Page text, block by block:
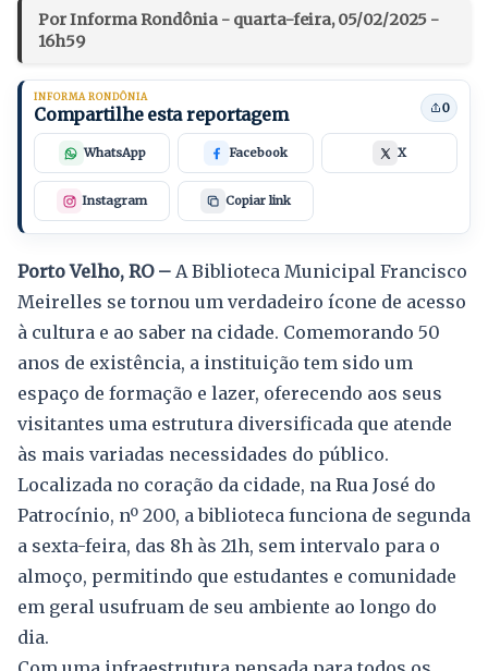
Por Informa Rondônia - quarta-feira, 05/02/2025 -
16h59
INFORMA RONDÔNIA
Compartilhe esta reportagem 0
WhatsApp Facebook X
Instagram Copiar link
Porto Velho, RO – A Biblioteca Municipal Francisco
Meirelles se tornou um verdadeiro ícone de acesso
à cultura e ao saber na cidade. Comemorando 50
anos de existência, a instituição tem sido um
espaço de formação e lazer, oferecendo aos seus
visitantes uma estrutura diversificada que atende
às mais variadas necessidades do público.
Localizada no coração da cidade, na Rua José do
Patrocínio, nº 200, a biblioteca funciona de segunda
a sexta-feira, das 8h às 21h, sem intervalo para o
almoço, permitindo que estudantes e comunidade
em geral usufruam de seu ambiente ao longo do
dia.